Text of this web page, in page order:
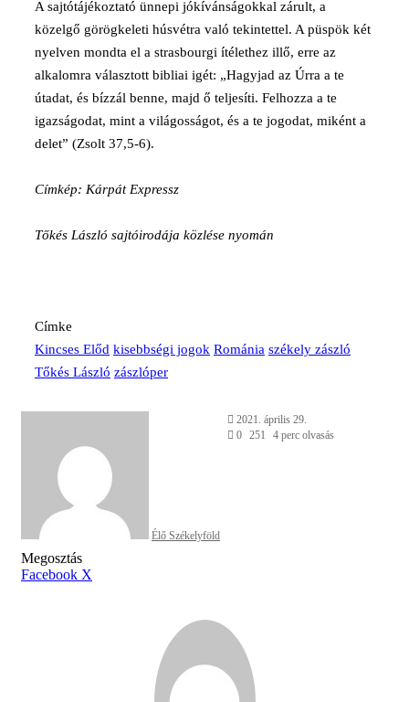
A sajtótájékoztató ünnepi jókívánságokkal zárult, a
közelgő görögkeleti húsvétra való tekintettel. A püspök két
nyelven mondta el a strasbourgi ítélethez illő, erre az
alkalomra választott bibliai igét: „Hagyjad az Úrra a te
útadat, és bízzál benne, majd ő teljesíti. Felhozza a te
igazságodat, mint a világosságot, és a te jogodat, miként a
delet” (Zsolt 37,5-6).
Címkép: Kárpát Expressz
Tőkés László sajtóirodája közlése nyomán
Címke
Kincses Előd kisebbségi jogok Románia székely zászló
Tőkés László zászlóper
Élő Székelyföld
Send
an
2021. április 29.
0 251 4 perc olvasás
Facebook
X
Reddit
WhatsApp
Megosztás
email-
Nyomtatás
Megosztás
Facebook X